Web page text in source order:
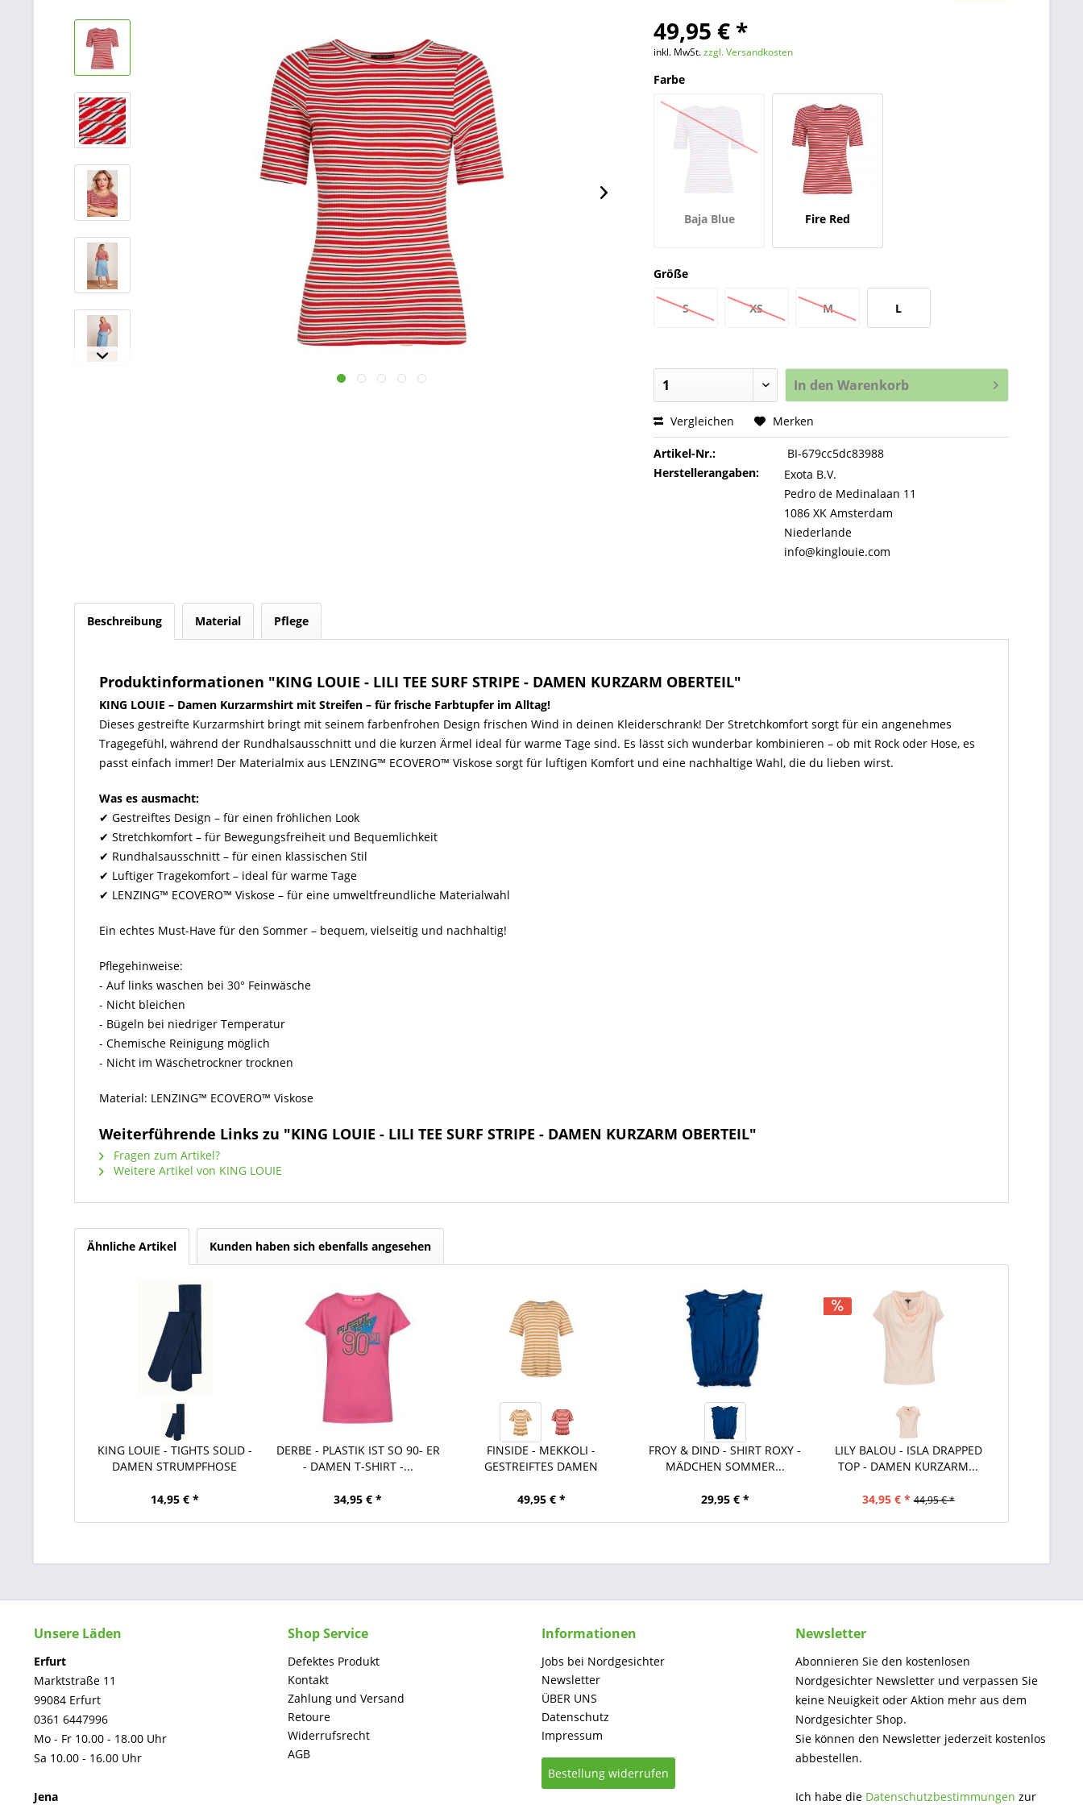
49,95 € *
inkl. MwSt.zzgl. Versandkosten
Farbe
Baja Blue Fire Red
Größe
S XS M L
In den Warenkorb
Vergleichen Merken
Artikel-Nr.:
BI-679cc5dc83988
Herstellerangaben:
Exota B.V.
Pedro de Medinalaan 11
1086 XK Amsterdam
Niederlande
info@kinglouie.com
Beschreibung Material Pflege
Produktinformationen "KING LOUIE - LILI TEE SURF STRIPE - DAMEN KURZARM OBERTEIL"
KING LOUIE – Damen Kurzarmshirt mit Streifen – für frische Farbtupfer im Alltag!
Dieses gestreifte Kurzarmshirt bringt mit seinem farbenfrohen Design frischen Wind in deinen Kleiderschrank! Der Stretchkomfort sorgt für ein angenehmes
Tragegefühl, während der Rundhalsausschnitt und die kurzen Ärmel ideal für warme Tage sind. Es lässt sich wunderbar kombinieren – ob mit Rock oder Hose, es
passt einfach immer! Der Materialmix aus LENZING™ ECOVERO™ Viskose sorgt für luftigen Komfort und eine nachhaltige Wahl, die du lieben wirst.
Was es ausmacht:
✔ Gestreiftes Design – für einen fröhlichen Look
✔ Stretchkomfort – für Bewegungsfreiheit und Bequemlichkeit
✔ Rundhalsausschnitt – für einen klassischen Stil
✔ Luftiger Tragekomfort – ideal für warme Tage
✔ LENZING™ ECOVERO™ Viskose – für eine umweltfreundliche Materialwahl
Ein echtes Must-Have für den Sommer – bequem, vielseitig und nachhaltig!
Pflegehinweise:
- Auf links waschen bei 30° Feinwäsche
- Nicht bleichen
- Bügeln bei niedriger Temperatur
- Chemische Reinigung möglich
- Nicht im Wäschetrockner trocknen
Material: LENZING™ ECOVERO™ Viskose
Weiterführende Links zu "KING LOUIE - LILI TEE SURF STRIPE - DAMEN KURZARM OBERTEIL"
Fragen zum Artikel?
Weitere Artikel von KING LOUIE
Ähnliche Artikel Kunden haben sich ebenfalls angesehen
KING LOUIE - TIGHTS SOLID -
DAMEN STRUMPFHOSE
14,95 € *
DERBE - PLASTIK IST SO 90- ER
- DAMEN T-SHIRT -...
34,95 € *
FINSIDE - MEKKOLI -
GESTREIFTES DAMEN
49,95 € *
FROY & DIND - SHIRT ROXY -
MÄDCHEN SOMMER...
29,95 € *
LILY BALOU - ISLA DRAPPED
TOP - DAMEN KURZARM...
34,95 € * 44,95 € *
Unsere Läden
Erfurt
Marktstraße 11
99084 Erfurt
0361 6447996
Mo - Fr 10.00 - 18.00 Uhr
Sa 10.00 - 16.00 Uhr
Jena
Shop Service
Defektes Produkt
Kontakt
Zahlung und Versand
Retoure
Widerrufsrecht
AGB
Informationen
Jobs bei Nordgesichter
Newsletter
ÜBER UNS
Datenschutz
Impressum
Bestellung widerrufen
Newsletter
Abonnieren Sie den kostenlosen
Nordgesichter Newsletter und verpassen Sie
keine Neuigkeit oder Aktion mehr aus dem
Nordgesichter Shop.
Sie können den Newsletter jederzeit kostenlos
abbestellen.
Ich habe die Datenschutzbestimmungen zur